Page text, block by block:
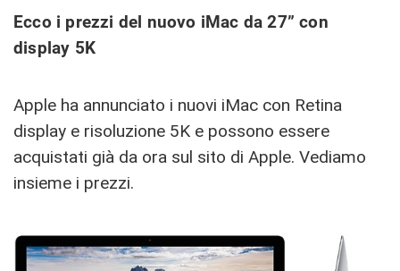
Ecco i prezzi del nuovo iMac da 27” con
display 5K
Apple ha annunciato i nuovi iMac con Retina
display e risoluzione 5K e possono essere
acquistati già da ora sul sito di Apple. Vediamo
insieme i prezzi.